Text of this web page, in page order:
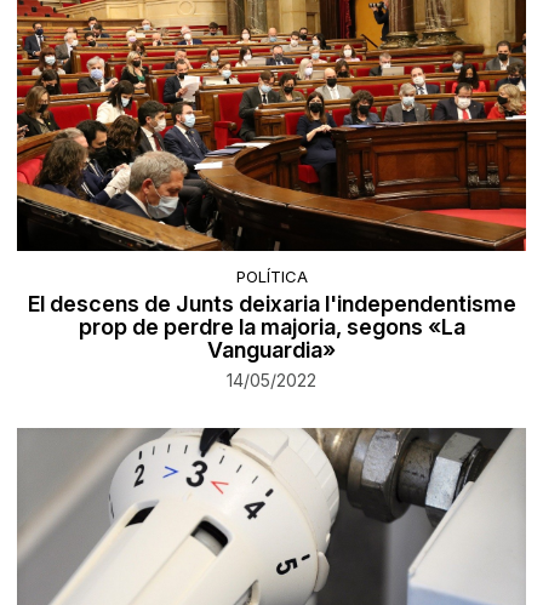
POLÍTICA
El descens de Junts deixaria l'independentisme
prop de perdre la majoria, segons «La
Vanguardia»
14/05/2022